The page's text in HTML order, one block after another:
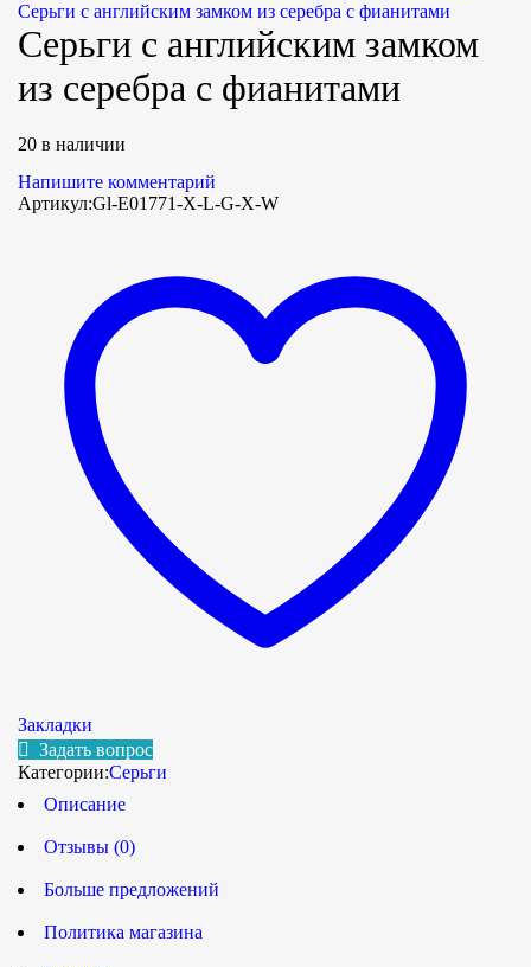
Серьги с английским замком из серебра с фианитами
Серьги с английским замком
из серебра с фианитами
20 в наличии
Напишите комментарий
Артикул:Gl-E01771-X-L-G-X-W
Закладки
Задать вопрос
Категории:Серьги
Описание
Отзывы (0)
Больше предложений
Политика магазина